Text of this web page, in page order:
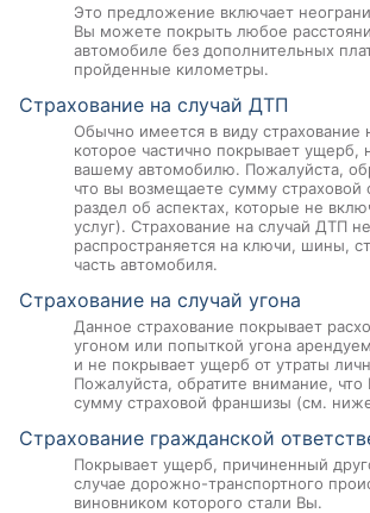
Это предложение включает
Вы можете покрыть любое
автомобиле без дополнительных
пройденные километры.
Страхование на случай ДТП
Обычно имеется в виду страхование
которое частично покрывает ущерб,
вашему автомобилю. Пожалуйста,
что вы возмещаете сумму
раздел об аспектах, которые не
услуг). Страхование на случай ДТП не
распространяется на ключи, шины,
часть автомобиля.
Страхование на случай угона
Данное страхование покрывает
угоном или попыткой угона
и не покрывает ущерб от утраты
Пожалуйста, обратите внимание,
сумму страховой франшизы (см.
Страхование гражданской
Покрывает ущерб, причиненный
случае дорожно-транспортного
виновником которого стали Вы.